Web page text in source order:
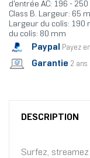
d'entrée AC: 196 -
Class B. Largeur: 65
Largeur du colis: 190
du colis: 80 mm
Paypal Payez
Garantie 2 ans
DESCRIPTION
Surfez,